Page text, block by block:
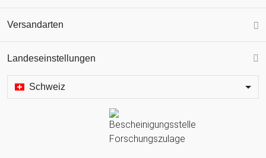
Versandarten
Landeseinstellungen
Schweiz